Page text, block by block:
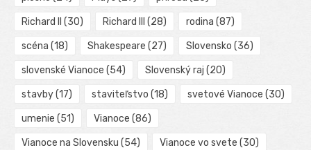
Richard II (30) Richard III (28) rodina (87)
scéna (18) Shakespeare (27) Slovensko (36)
slovenské Vianoce (54) Slovenský raj (20)
stavby(17) staviteľstvo (18) svetové Vianoce (30)
umenie (51) Vianoce (86)
Vianoce na Slovensku (54) Vianoce vo svete (30)